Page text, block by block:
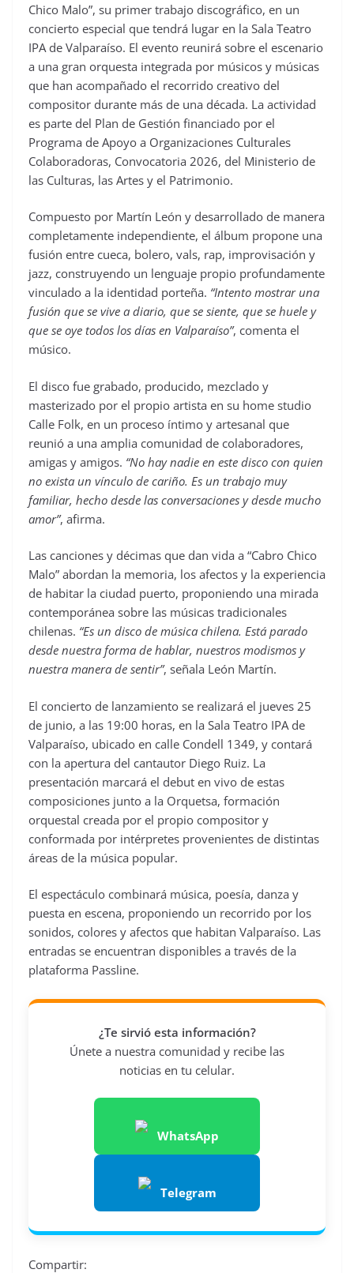
Chico Malo”, su primer trabajo discográfico, en un
concierto especial que tendrá lugar en la Sala Teatro
IPA de Valparaíso. El evento reunirá sobre el escenario
a una gran orquesta integrada por músicos y músicas
que han acompañado el recorrido creativo del
compositor durante más de una década. La actividad
es parte del Plan de Gestión financiado por el
Programa de Apoyo a Organizaciones Culturales
Colaboradoras, Convocatoria 2026, del Ministerio de
las Culturas, las Artes y el Patrimonio.
Compuesto por Martín León y desarrollado de manera
completamente independiente, el álbum propone una
fusión entre cueca, bolero, vals, rap, improvisación y
jazz, construyendo un lenguaje propio profundamente
vinculado a la identidad porteña. “Intento mostrar una
fusión que se vive a diario, que se siente, que se huele y
que se oye todos los días en Valparaíso”, comenta el
músico.
El disco fue grabado, producido, mezclado y
masterizado por el propio artista en su home studio
Calle Folk, en un proceso íntimo y artesanal que
reunió a una amplia comunidad de colaboradores,
amigas y amigos. “No hay nadie en este disco con quien
no exista un vínculo de cariño. Es un trabajo muy
familiar, hecho desde las conversaciones y desde mucho
amor”, afirma.
Las canciones y décimas que dan vida a “Cabro Chico
Malo” abordan la memoria, los afectos y la experiencia
de habitar la ciudad puerto, proponiendo una mirada
contemporánea sobre las músicas tradicionales
chilenas. “Es un disco de música chilena. Está parado
desde nuestra forma de hablar, nuestros modismos y
nuestra manera de sentir”, señala León Martín.
El concierto de lanzamiento se realizará el jueves 25
de junio, a las 19:00 horas, en la Sala Teatro IPA de
Valparaíso, ubicado en calle Condell 1349, y contará
con la apertura del cantautor Diego Ruiz. La
presentación marcará el debut en vivo de estas
composiciones junto a la Orquetsa, formación
orquestal creada por el propio compositor y
conformada por intérpretes provenientes de distintas
áreas de la música popular.
El espectáculo combinará música, poesía, danza y
puesta en escena, proponiendo un recorrido por los
sonidos, colores y afectos que habitan Valparaíso. Las
entradas se encuentran disponibles a través de la
plataforma Passline.
¿Te sirvió esta información?
Únete a nuestra comunidad y recibe las
noticias en tu celular.
WhatsApp
Telegram
Compartir: